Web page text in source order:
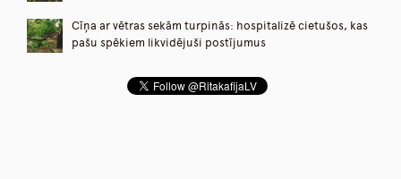
Cīņa ar vētras sekām turpinās: hospitalizē cietušos, kas
pašu spēkiem likvidējuši postījumus